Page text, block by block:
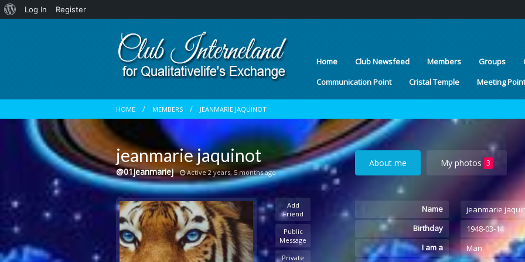
About
Log In
Register
Home Club Newsfeed Members Groups
Communication Point
Cristal Temple Meeting Point
HOME MEMBERS JEANMARIE JAQUINOT
jeanmarie jaquinot
@01jeanmariej Active 2 years, 5 months ago
Add
Friend
Public
Message
Private
About me My photos 3
Name
jeanmarie
Birthday
1948-03-14
I am a
Man